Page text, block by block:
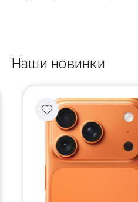
Наши новинки